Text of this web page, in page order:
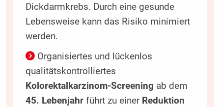
Dickdarmkrebs. Durch eine gesunde
Lebensweise kann das Risiko minimiert
werden.
Organisiertes und lückenlos
qualitätskontrolliertes
Kolorektalkarzinom-Screening ab dem
45. Lebenjahrführt zu einer Reduktion